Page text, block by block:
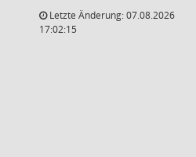
Letzte Änderung: 07.08.2026
17:02:15